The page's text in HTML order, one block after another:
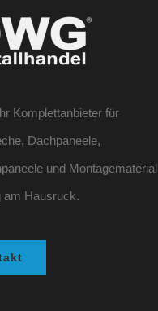
Komplettanbieter für
Dachpaneele,
und Montagematerial
am Hausruck.